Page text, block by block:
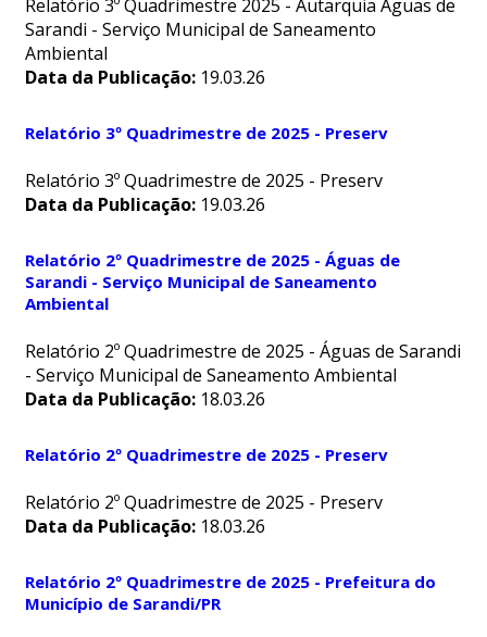
Relatório 3º Quadrimestre 2025 - Autarquia Águas de
Sarandi - Serviço Municipal de Saneamento
Ambiental
Data da Publicação: 19.03.26
Relatório 3º Quadrimestre de 2025 - Preserv
Relatório 3º Quadrimestre de 2025 - Preserv
Data da Publicação: 19.03.26
Relatório 2º Quadrimestre de 2025 - Águas de
Sarandi - Serviço Municipal de Saneamento
Ambiental
Relatório 2º Quadrimestre de 2025 - Águas de Sarandi
- Serviço Municipal de Saneamento Ambiental
Data da Publicação: 18.03.26
Relatório 2º Quadrimestre de 2025 - Preserv
Relatório 2º Quadrimestre de 2025 - Preserv
Data da Publicação: 18.03.26
Relatório 2º Quadrimestre de 2025 - Prefeitura do
Município de Sarandi/PR